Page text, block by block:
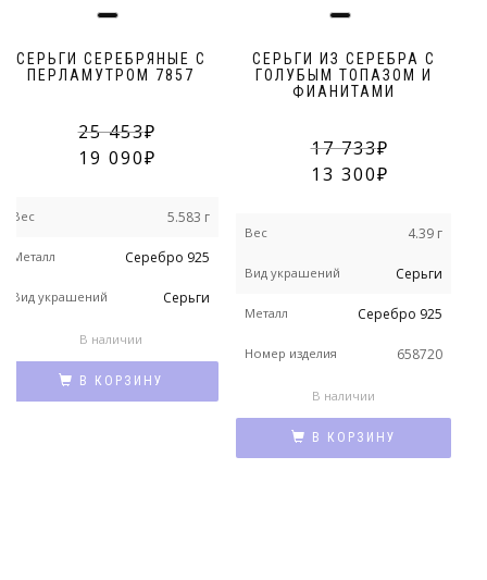
СЕРЬГИ СЕРЕБРЯНЫЕ С
ПЕРЛАМУТРОМ 7857
25 453
19 090
Вес 5.583 г
Металл Серебро 925
Вид украшений Серьги
В наличии
В КОРЗИНУ
СЕРЬГИ ИЗ СЕРЕБРА С
ГОЛУБЫМ ТОПАЗОМ И
ФИАНИТАМИ
17 733
13 300
Вес 4.39 г
Вид украшений Серьги
Металл Серебро 925
Номер изделия 658720
В наличии
В КОРЗИНУ